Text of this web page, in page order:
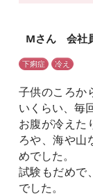
Mさん 会社
下痢症 冷え
子供のころか
いくらい、毎
お腹が冷えた
ろや、海や山
めでした。
試験もだめで
でした。